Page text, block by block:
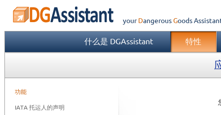
your Dangerous Goods
什么是 DGAssistant 特性
功能
IATA 托运人的声明